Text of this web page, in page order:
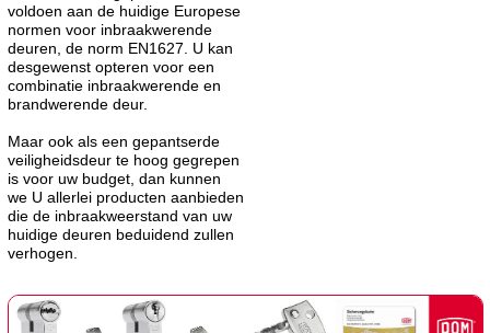
voldoen aan de huidige Europese
normen voor inbraakwerende
deuren, de norm EN1627. U kan
desgewenst opteren voor een
combinatie inbraakwerende en
brandwerende deur.
Maar ook als een gepantserde
veiligheidsdeur te hoog gegrepen
is voor uw budget, dan kunnen
we U allerlei producten aanbieden
die de inbraakweerstand van uw
huidige deuren beduidend zullen
verhogen.